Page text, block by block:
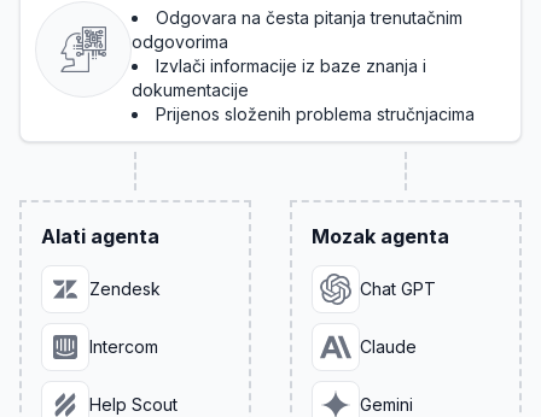
Odgovara na česta pitanja trenutačnim
odgovorima
Izvlači informacije iz baze znanja i
dokumentacije
Prijenos složenih problema stručnjacima
Alati agenta
Zendesk
Intercom
Help Scout
Mozak agenta
Chat GPT
Claude
Gemini